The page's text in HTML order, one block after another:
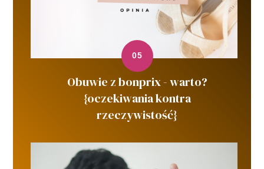
Obuwie z bonprix - warto?
{oczekiwania kontra
rzeczywistość}